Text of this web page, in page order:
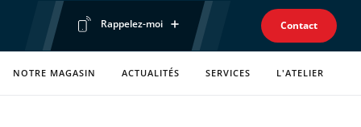
Rappelez-moi
Prénom
Contact
NOTRE MAGASIN ACTUALITÉS SERVICES L'ATELIER